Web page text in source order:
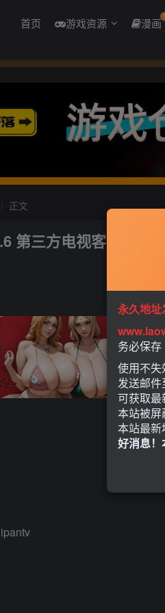
首页 游戏资源 漫画
正文
第三方电视客户端
永久地
务必保存
使用不失
发送邮件
可获取
本站被屏
本站最新
好消息